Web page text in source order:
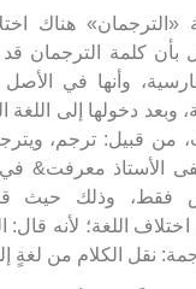
«الترجمان» هناك
بأن كلمة الترجمان
وأنها في
وبعد دخولها إلى اللغة
من قبيل: ترجم،
الأستاذ معرفت&
فقط، وذلك حيث
اللغة؛ لأنه قال:
نقل الكلام من لغةٍ